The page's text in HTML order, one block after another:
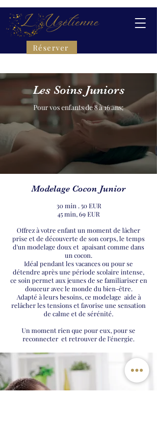
Réserver
Les Soins Juniors
Pour vos enfants de 8 à 16 ans;
Modelage Cocon Junior
30 min . 50 EUR
45 min, 69 EUR
Offrez à votre enfant un moment de lâcher
prise et de découverte de son corps, le temps
d'un modelage doux et apaisant comme dans
un cocon.
Idéal pendant les vacances ou pour se
détendre après une période scolaire intense,
ce soin permet aux jeunes de se familiariser en
douceur avec le monde du bien-être.
Adapté à leurs besoins, ce modelage aide à
relâcher les tensions et favorise une sensation
de calme et de sérénité.
Un moment rien que pour eux, pour se
reconnecter et retrouver de l'énergie.